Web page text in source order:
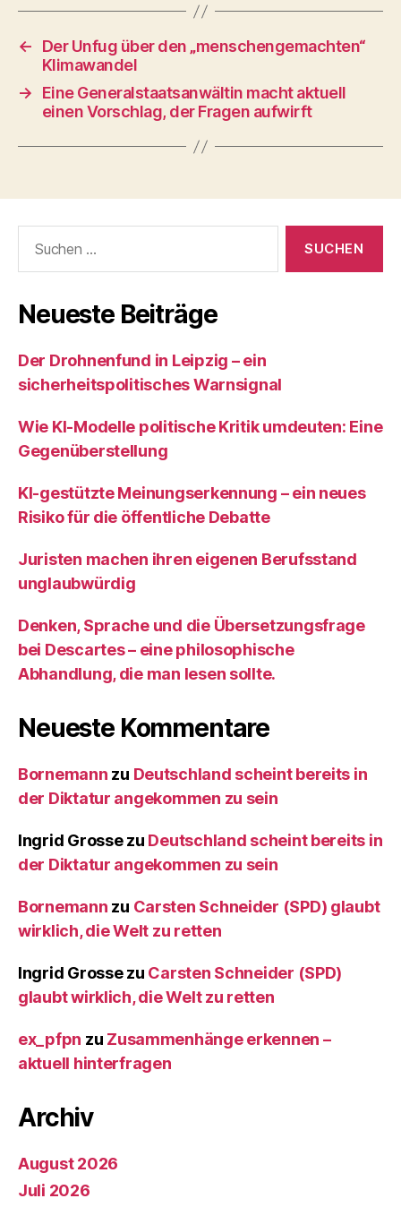
←
Der Unfug über den „menschengemachten“
Klimawandel
→
Eine Generalstaatsanwältin macht aktuell
einen Vorschlag, der Fragen aufwirft
nach:
Neueste Beiträge
Der Drohnenfund in Leipzig – ein
sicherheitspolitisches Warnsignal
Wie KI‑Modelle politische Kritik umdeuten: Eine
Gegenüberstellung
KI‑gestützte Meinungserkennung – ein neues
Risiko für die öffentliche Debatte
Juristen machen ihren eigenen Berufsstand
unglaubwürdig
Denken, Sprache und die Übersetzungsfrage
bei Descartes – eine philosophische
Abhandlung, die man lesen sollte.
Neueste Kommentare
Bornemann zu Deutschland scheint bereits in
der Diktatur angekommen zu sein
Ingrid Grossezu Deutschland scheint bereits in
der Diktatur angekommen zu sein
Bornemann zu Carsten Schneider (SPD) glaubt
wirklich, die Welt zu retten
Ingrid Grossezu Carsten Schneider (SPD)
glaubt wirklich, die Welt zu retten
ex_pfpn zu Zusammenhänge erkennen –
aktuell hinterfragen
Archiv
August 2026
Juli 2026